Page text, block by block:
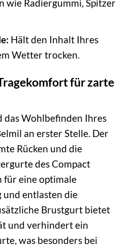
wie Radiergummi, Spitzer
Hält den Inhalt Ihres
Wetter trocken.
für zarte
das Wohlbefinden Ihres
an erster Stelle. Der
Rücken und die
des Compact
für eine optimale
entlasten die
Brustgurt bietet
und verhindert ein
was besonders bei